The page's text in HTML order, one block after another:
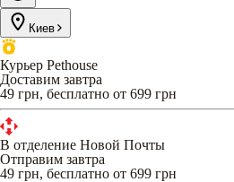
Киев
Курьер Pethouse
Доставим завтра
49 грн, бесплатно от 699 грн
В отделение Новой Почты
Отправим завтра
49 грн, бесплатно от 699 грн